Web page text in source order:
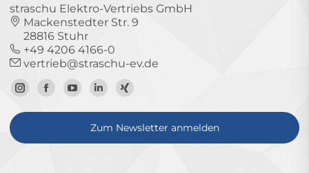
straschu Elektro-Vertriebs GmbH
Mackenstedter Str. 9
28816 Stuhr
+49 4206 4166-0
vertrieb@straschu-ev.de
Zum
Instagram-
Zur
Facebook-
Zum
YouTube-
Kanal
Zum
LinkedIn-
Profil
Zum
Xing-
Profil
Zum Newsletter anmelden